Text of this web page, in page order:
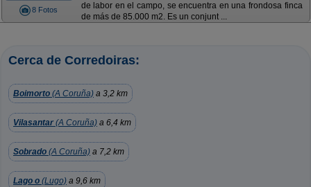
8 Fotos
de labor en el campo, se encuentra en una frondosa finca
de más de 85.000 m2. Es un conjunt ...
Cerca de Corredoiras:
Boimorto (A Coruña) a 3,2 km
Vilasantar (A Coruña) a 6,4 km
Sobrado (A Coruña) a 7,2 km
Lago o (Lugo) a 9,6 km